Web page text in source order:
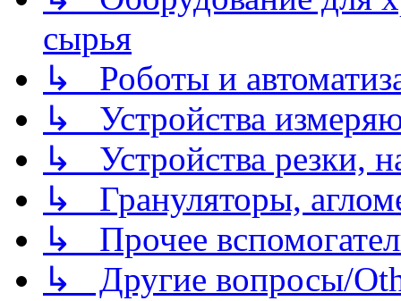
сырья
↳ Роботы и
↳ Устройства
↳ Устройства резки,
↳ Грануляторы,
↳ Прочее
↳ Другие вопросы/